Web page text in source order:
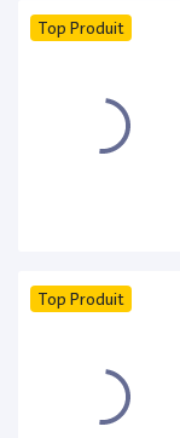
Top Produit
Top Produit